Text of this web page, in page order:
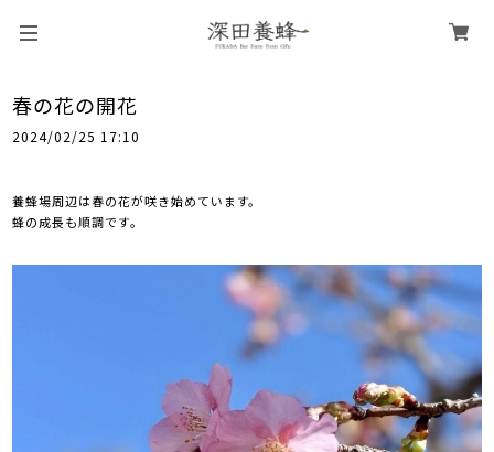
春の花の開花
2024/02/25 17:10
養蜂場周辺は春の花が咲き始めています。
蜂の成長も順調です。